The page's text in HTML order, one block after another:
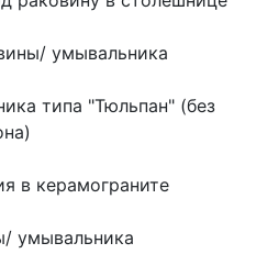
умывальника
типа "Тюльпан" (без
в керамограните
умывальника